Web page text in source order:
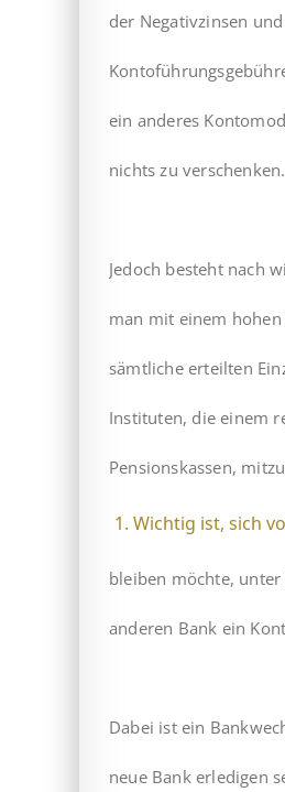
der Negativzinsen
ein anderes
nichts zu verschenken.
Jedoch besteht nach
man mit einem
sämtliche erteilten
Instituten, die einem
Pensionskassen,
Wichtig ist, sich
bleiben möchte,
anderen Bank ein
Dabei ist ein
neue Bank erledigen